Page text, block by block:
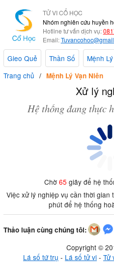
TỬ VI CỔ HỌC
Nhóm nghiên cứu huyền
Hotline tư vấn dịch vụ:
Email:
Gieo Quẻ Thần Số Mệnh Lý
Trang chủ
Mệnh Lý Vạn Niên
Xử lý
Hệ thống đang thực
Chờ65 giây để hệ
Việc xử lý nghiệp vụ cần thời
phút để hệ thống
Thảo luận cùng chúng tôi:
Copyright ©
Lá số tứ trụ - Lá số tử vi- Tử